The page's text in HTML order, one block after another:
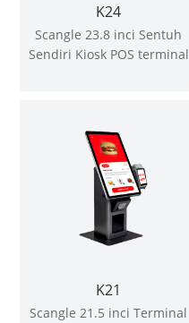
K24
Scangle 23.8 inci Sentuh
Sendiri Kiosk POS terminal
K21
Scangle 21.5 inci Terminal